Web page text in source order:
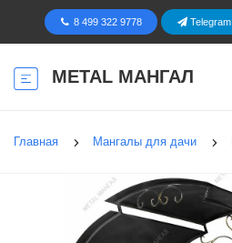
8 499 322 9778 Telegram
METAL МАНГАЛ
Главная Мангалы для дачи